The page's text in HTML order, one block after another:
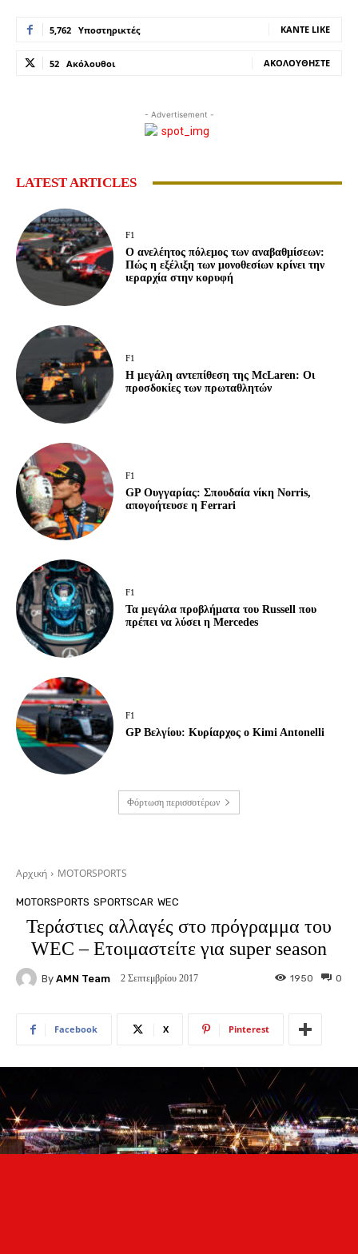
5,762 Υποστηρικτές ΚΆΝΤΕ LIKE
52 Ακόλουθοι ΑΚΟΛΟΥΘΉΣΤΕ
- Advertisement -
LATEST ARTICLES
F1
Ο ανελέητος πόλεμος των αναβαθμίσεων:
Πώς η εξέλιξη των μονοθεσίων κρίνει την
ιεραρχία στην κορυφή
F1
Η μεγάλη αντεπίθεση της McLaren: Οι
προσδοκίες των πρωταθλητών
F1
GP Ουγγαρίας: Σπουδαία νίκη Norris,
απογοήτευσε η Ferrari
F1
Τα μεγάλα προβλήματα του Russell που
πρέπει να λύσει η Mercedes
F1
GP Βελγίου: Κυρίαρχος ο Kimi Antonelli
Φόρτωση περισσοτέρων